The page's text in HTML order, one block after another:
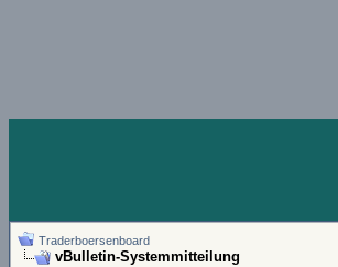
Traderboersenboard
vBulletin-Systemmitteilung